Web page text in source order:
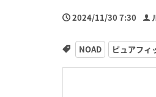
2024/11/30 7:30
NOAD ピュアフィ